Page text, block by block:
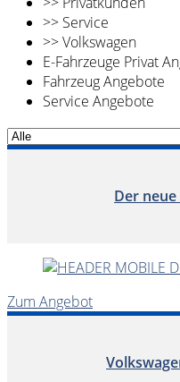
>> Service
>> Volkswagen
E-Fahrzeuge Privat
Fahrzeug Angebote
Service Angebote
Der neue
Zum Angebot